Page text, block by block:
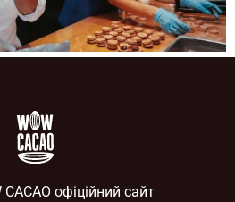
офіційний сайт